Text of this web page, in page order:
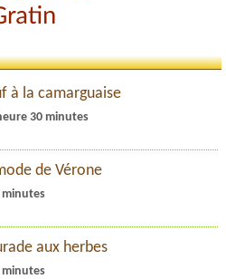
à la camarguaise
30 minutes
de Vérone
minutes
aux herbes
minutes